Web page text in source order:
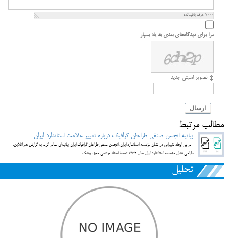
1000 حرف باقیمانده
مرا برای دیدگاه‌های بعدی به یاد بسپار
تصویر امنیتی جدید
ارسال
مطالب مرتبط
بیانیه‌ انجمن صنفی طراحان گرافیک درباره تغییر علامت استاندارد ایران
در پی ایجاد تغییراتی در نشان مؤسسه‌ استاندارد ایران، انجمن صنفی طراحان گرافیک ایران بیانیه‌ای صادر کرد. به گزارش هنرآنلاین،
طراحی نشان مؤسسه‌ استاندارد ایران سال ۱۳۶۴ توسط استاد مرتضی ممیز، پیشگ ...
تحلیل